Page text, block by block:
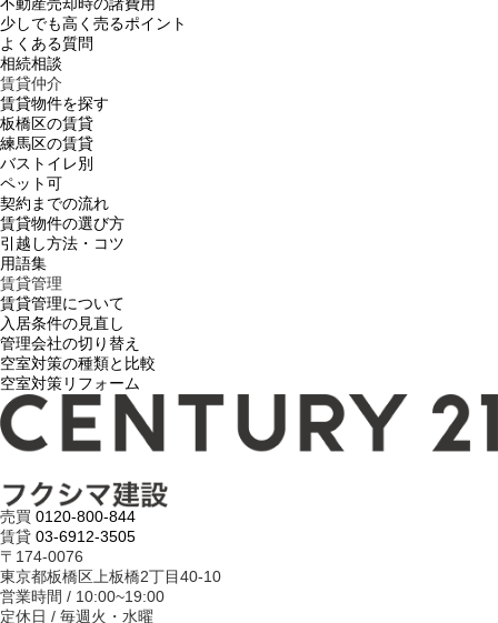
少しでも高く売るポイント
よくある質問
相続相談
賃貸仲介
賃貸物件を探す
板橋区の賃貸
練馬区の賃貸
バストイレ別
ペット可
契約までの流れ
賃貸物件の選び方
引越し方法・コツ
用語集
賃貸管理
賃貸管理について
入居条件の見直し
管理会社の切り替え
空室対策の種類と比較
空室対策リフォーム
売買 0120-800-844
賃貸 03-6912-3505
〒174-0076
東京都板橋区上板橋2丁目40-10
営業時間 / 10:00~19:00
定休日 / 毎週火・水曜